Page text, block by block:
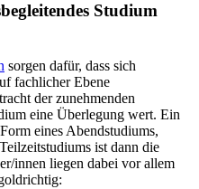
Studium
sorgen dafür, dass sich
fachlicher Ebene
der zunehmenden
eine Überlegung wert. Ein
eines Abendstudiums,
ist dann die
innen liegen dabei vor allem